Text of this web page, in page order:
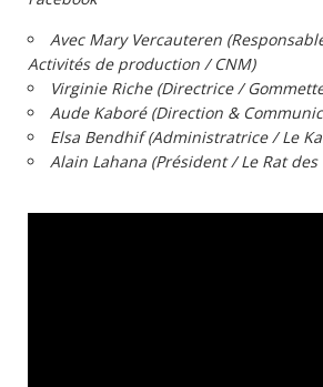
Avec Mary Vercauteren
Activités de production / CNM)
Virginie Riche (Directrice /
Aude Kaboré (Direction &
Elsa Bendhif (Administratrice / Le
Alain Lahana (Président / Le Rat des